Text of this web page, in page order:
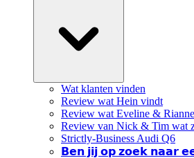
Wat klanten vinden
Review wat Hein vindt
Review wat Eveline &
Review van Nick & Tim wat
Strictly-Business Audi Q6
𝗕𝗲𝗻 𝗷𝗶𝗷 𝗼𝗽 𝘇𝗼𝗲𝗸 𝗻𝗮𝗮𝗿